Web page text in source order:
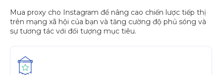
Mua proxy cho Instagram để nâng cao chiến lược tiếp thị
trên mạng xã hội của bạn và tăng cường độ phủ sóng và
sự tương tác với đối tượng mục tiêu.